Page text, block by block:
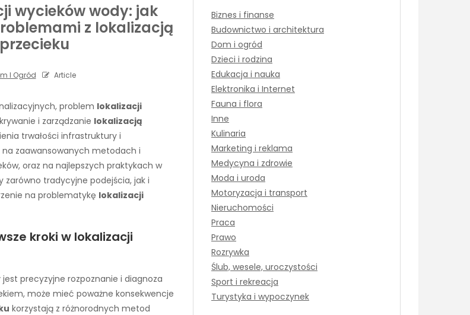
wycieków wody: jak
z lokalizacją
I Ogród Article
problem lokalizacji
i zarządzanie lokalizacją
trwałości infrastruktury i
na zaawansowanych metodach i
oraz na najlepszych praktykach w
zarówno tradycyjne podejścia, jak i
na problematykę lokalizacji
kroki w lokalizacji
jest precyzyjne rozpoznanie i diagnoza
może mieć poważne konsekwencje
korzystają z różnorodnych metod
Biznes i finanse
Budownictwo i architektura
Dom i ogród
Dzieci i rodzina
Edukacja i nauka
Elektronika i Internet
Fauna i flora
Inne
Kulinaria
Marketing i reklama
Medycyna i zdrowie
Moda i uroda
Motoryzacja i transport
Nieruchomości
Praca
Prawo
Rozrywka
Ślub, wesele, uroczystości
Sport i rekreacja
Turystyka i wypoczynek